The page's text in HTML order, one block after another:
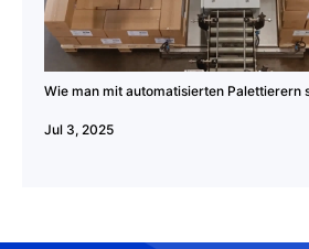
Wie man mit automatisierten Palettierern
Jul 3, 2025